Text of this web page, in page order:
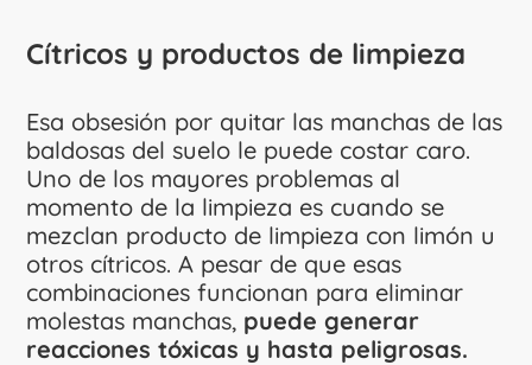
Cítricos y productos de limpieza
Esa obsesión por quitar las manchas de las
baldosas del suelo le puede costar caro.
Uno de los mayores problemas al
momento de la limpieza es cuando se
mezclan producto de limpieza con limón u
otros cítricos. A pesar de que esas
combinaciones funcionan para eliminar
molestas manchas, puede generar
reacciones tóxicas y hasta peligrosas.